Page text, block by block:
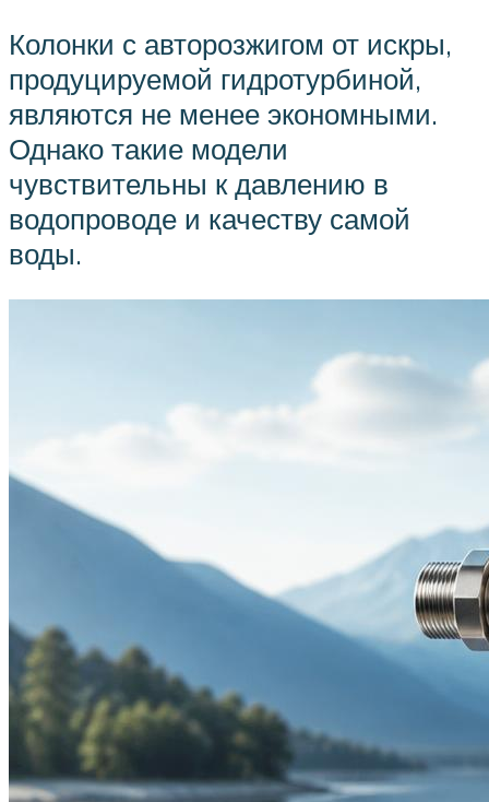
Колонки с авторозжигом от искры,
продуцируемой гидротурбиной,
являются не менее экономными.
Однако такие модели
чувствительны к давлению в
водопроводе и качеству самой
воды.